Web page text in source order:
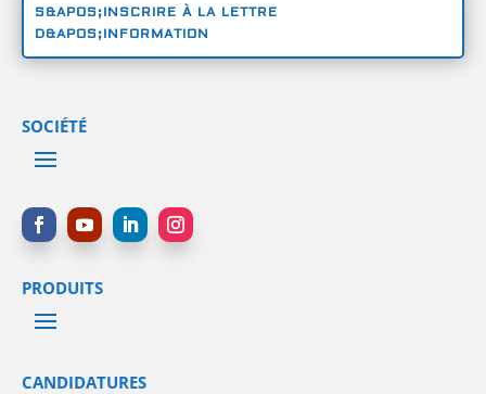
S&APOS;INSCRIRE À LA LETTRE
D&APOS;INFORMATION
SOCIÉTÉ
PRODUITS
CANDIDATURES